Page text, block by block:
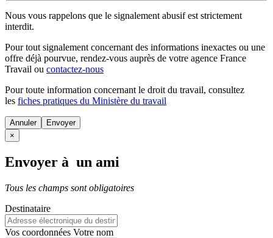
Nous vous rappelons que le signalement abusif est strictement
interdit.
Pour tout signalement concernant des informations inexactes ou une
offre déjà pourvue, rendez-vous auprès de votre agence France
Travail ou contactez-nous
Pour toute information concernant le droit du travail, consultez
les fiches pratiques du Ministère du travail
Annuler
×
Envoyer à un ami
Tous les champs sont obligatoires
Destinataire
Vos coordonnées Votre nom